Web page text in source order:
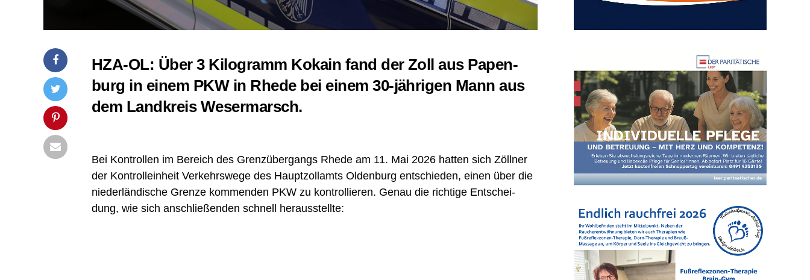
HZA-OL: Über 3 Kilo­gramm Koka­in fand der Zoll aus Papen­
burg in einem PKW in Rhe­de bei einem 30-jäh­ri­gen Mann aus
dem Land­kreis Wesermarsch.
Bei Kon­trol­len im Bereich des Grenz­über­gangs Rhe­de am 11. Mai 2026 hat­ten sich Zöll­ner
der Kon­troll­ein­heit Ver­kehrs­we­ge des Haupt­zoll­amts Olden­burg ent­schie­den, einen über die
nie­der­län­di­sche Gren­ze kom­men­den PKW zu kon­trol­lie­ren. Genau die rich­ti­ge Ent­schei­
dung, wie sich anschlie­ßen­den schnell herausstellte: